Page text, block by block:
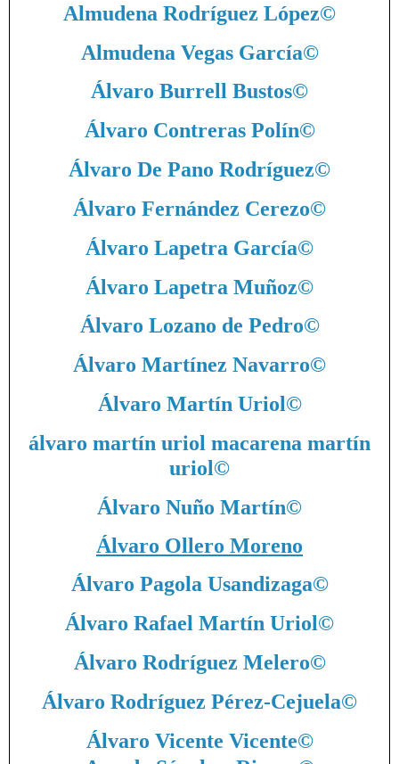
Almudena Rodríguez López©
Almudena Vegas García©
Álvaro Burrell Bustos©
Álvaro Contreras Polín©
Álvaro De Pano Rodríguez©
Álvaro Fernández Cerezo©
Álvaro Lapetra García©
Álvaro Lapetra Muñoz©
Álvaro Lozano de Pedro©
Álvaro Martínez Navarro©
Álvaro Martín Uriol©
álvaro martín uriol macarena martín
uriol©
Álvaro Nuño Martín©
Álvaro Ollero Moreno
Álvaro Pagola Usandizaga©
Álvaro Rafael Martín Uriol ©
Álvaro Rodríguez Melero©
Álvaro Rodríguez Pérez-Cejuela©
Álvaro Vicente Vicente©